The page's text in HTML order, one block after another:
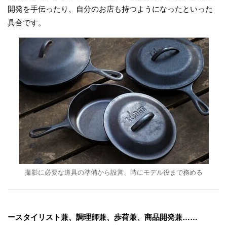
開発を手伝ったり、自分のお店も持つようになったといった
具合です。
撮影に必要な道具の準備から設営、時にモデル役まで務める
ースタイリスト兼、調理師兼、歩荷兼、商品開発兼……